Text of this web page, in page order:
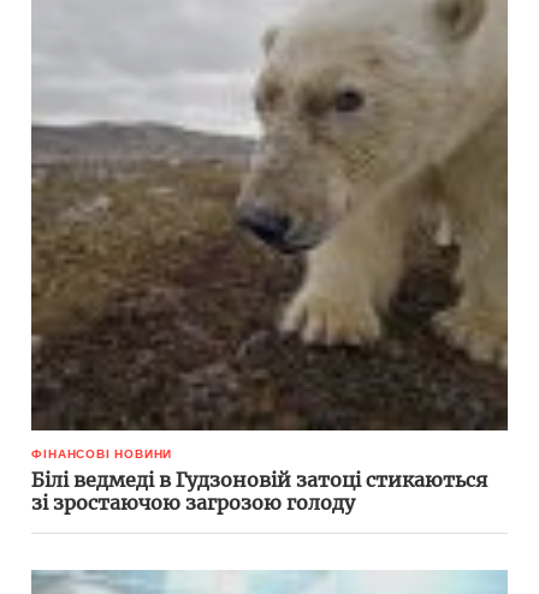
ФІНАНСОВІ НОВИНИ
Білі ведмеді в Гудзоновій затоці стикаються
зі зростаючою загрозою голоду